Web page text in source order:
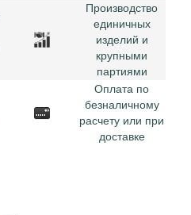
Производство
единичных
изделий и
крупными
партиями
Оплата по
безналичному
расчету или при
доставке